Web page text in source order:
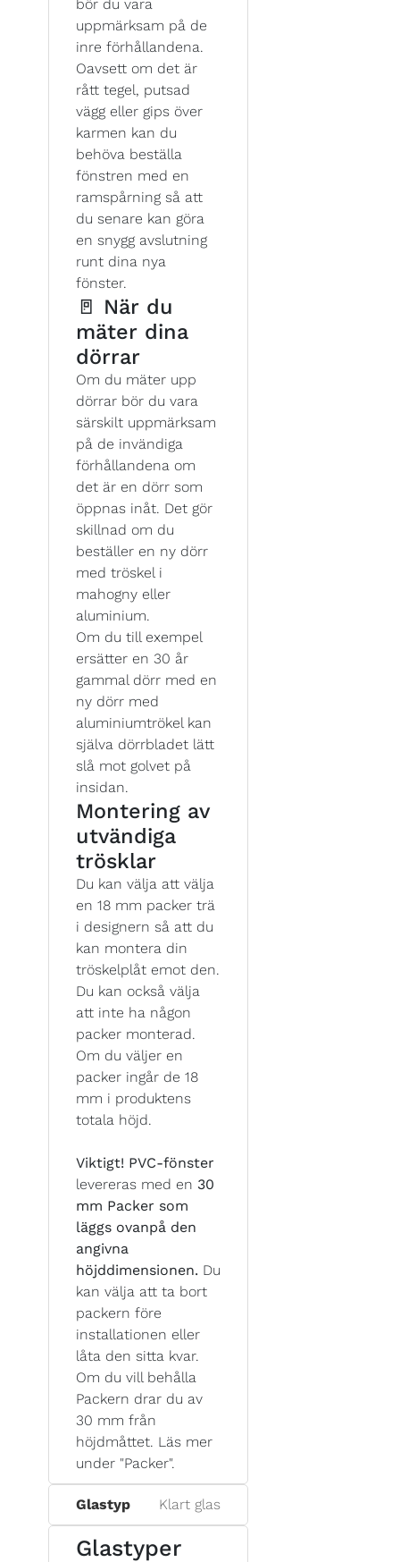
bör du vara
uppmärksam på de
inre förhållandena.
Oavsett om det är
rått tegel, putsad
vägg eller gips över
karmen kan du
behöva beställa
fönstren med en
ramspårning så att
du senare kan göra
en snygg avslutning
runt dina nya
fönster.
🚪 När du
mäter dina
dörrar
Om du mäter upp
dörrar bör du vara
särskilt uppmärksam
på de invändiga
förhållandena om
det är en dörr som
öppnas inåt. Det gör
skillnad om du
beställer en ny dörr
med tröskel i
mahogny eller
aluminium.
Om du till exempel
ersätter en 30 år
gammal dörr med en
ny dörr med
aluminiumtrökel kan
själva dörrbladet lätt
slå mot golvet på
insidan.
Montering av
utvändiga
trösklar
Du kan välja att välja
en 18 mm packer trä
i designern så att du
kan montera din
tröskelplåt emot den.
Du kan också välja
att inte ha någon
packer monterad.
Om du väljer en
packer ingår de 18
mm i produktens
totala höjd.
Viktigt! PVC-fönster
levereras med en 30
mm Packer som
läggs ovanpå den
angivna
höjddimensionen. Du
kan välja att ta bort
packern före
installationen eller
låta den sitta kvar.
Om du vill behålla
Packern drar du av
30 mm från
höjdmåttet. Läs mer
under "Packer".
Glastyp Klart glas
Glastyper